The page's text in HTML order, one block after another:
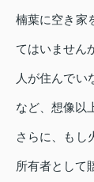
楠葉に空き家
てはいません
人が住んでい
など、想像以
さらに、もし
所有者として